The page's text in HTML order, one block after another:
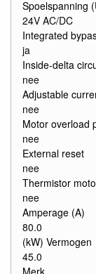
Spoelspanning
24V AC/DC
Integrated
ja
Inside-delta
nee
Adjustable
nee
Motor overload
nee
External reset
nee
Thermistor
nee
Amperage (A)
80.0
(kW) Vermogen
45.0